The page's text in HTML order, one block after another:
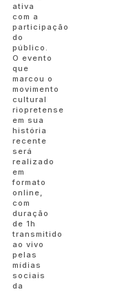
ativa
com a
participação
do
público.
O evento
que
marcou o
movimento
cultural
riopretense
em sua
história
recente
será
realizado
em
formato
online,
com
duração
de 1h
transmitido
ao vivo
pelas
mídias
sociais
da